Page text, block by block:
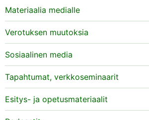
Materiaalia medialle
Verotuksen muutoksia
Sosiaalinen media
Tapahtumat, verkkoseminaarit
Esitys- ja opetusmateriaalit